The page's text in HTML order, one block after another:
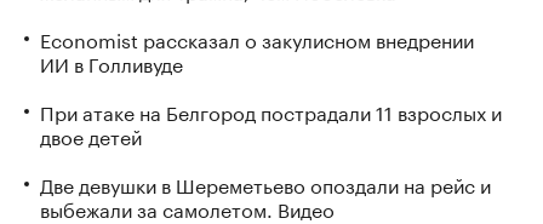
Economist рассказал о закулисном внедрении
ИИ в Голливуде
При атаке на Белгород пострадали 11 взрослых и
двое детей
Две девушки в Шереметьево опоздали на рейс и
выбежали за самолетом. Видео